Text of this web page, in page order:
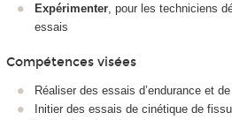
Expérimenter , pour les techniciens
essais
Compétences visées
Réaliser des essais d’endurance et
Initier des essais de cinétique de